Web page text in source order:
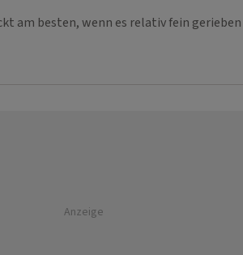
am besten, wenn es relativ fein
Anzeige